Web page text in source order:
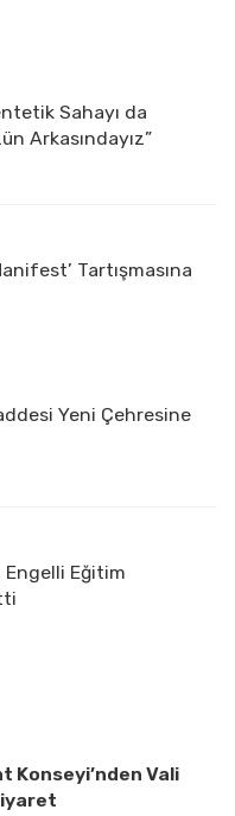
Sahayı da
Arkasındayız”
Tartışmasına
Yeni Çehresine
Engelli Eğitim
Konseyi’nden Vali